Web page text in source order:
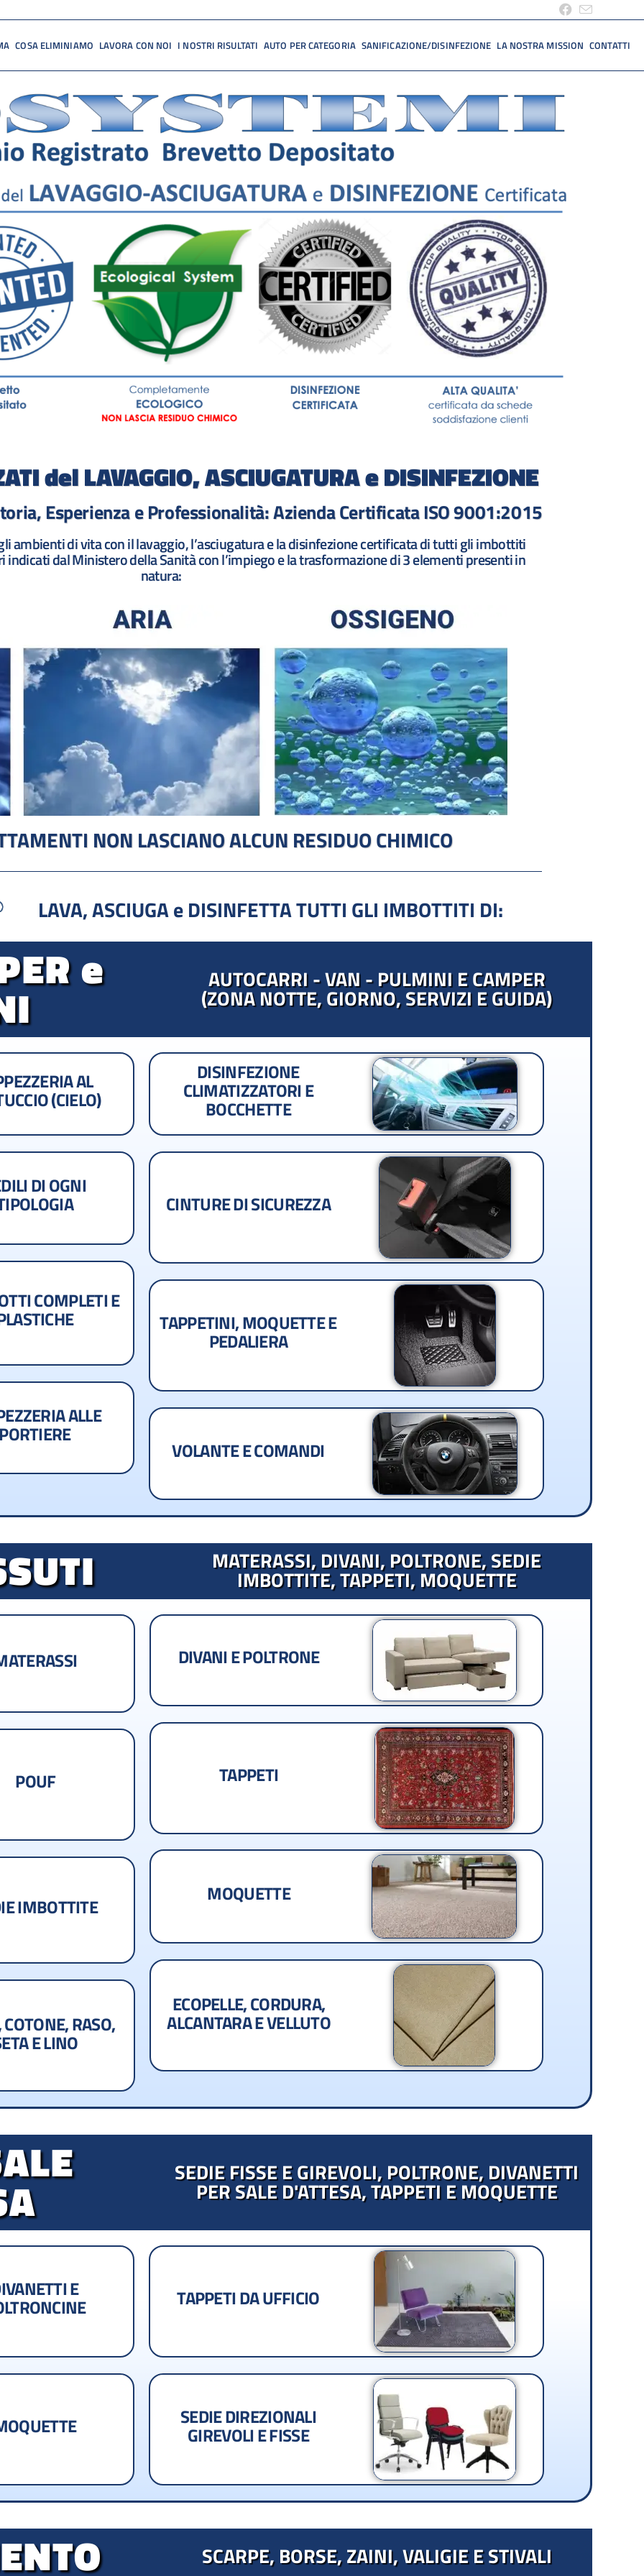
COSA ELIMINIAMO LAVORA CON NOI I NOSTRI RISULTATI AUTO PER CATEGORIA SANIFICAZIONE/DISINFEZIONE LA NOSTRA MISSION CONTATTI
del LAVAGGIO, ASCIUGATURA e DISINFEZIONE
Esperienza e Professionalità: Azienda Certificata ISO 9001:2015
ambienti di vita con il lavaggio, l’asciugatura e la disinfezione certificata di tutti gli imbottiti
dal Ministero della Sanità con l’impiego e la trasformazione di 3 elementi presenti in
natura:
NON LASCIANOALCUN RESIDUO CHIMICO
LAVA, ASCIUGA e DISINFETTA TUTTI GLI IMBOTTITI DI:
e AUTOCARRI - VAN - PULMINI E CAMPER
(ZONA NOTTE, GIORNO, SERVIZI E GUIDA)
AL
(CIELO)
DI OGNI
COMPLETI E
ALLE
DISINFEZIONE
CLIMATIZZATORI E
BOCCHETTE
CINTURE DI SICUREZZA
TAPPETINI, MOQUETTE E
PEDALIERA
VOLANTE E COMANDI
MATERASSI, DIVANI, POLTRONE, SEDIE
IMBOTTITE, TAPPETI, MOQUETTE
POUF
IMBOTTITE
COTONE, RASO,
E LINO
DIVANI E POLTRONE
TAPPETI
MOQUETTE
ECOPELLE, CORDURA,
ALCANTARA E VELLUTO
SEDIE FISSE E GIREVOLI, POLTRONE, DIVANETTI
PER SALE D'ATTESA, TAPPETI E MOQUETTE
E TAPPETI DA UFFICIO
SEDIE DIREZIONALI
GIREVOLI E FISSE
SCARPE, BORSE, ZAINI, VALIGIE E STIVALI